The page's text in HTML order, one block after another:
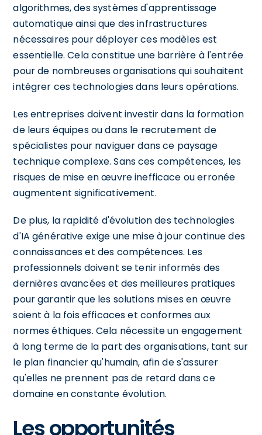
algorithmes, des systèmes d'apprentissage
automatique ainsi que des infrastructures
nécessaires pour déployer ces modèles est
essentielle. Cela constitue une barrière à l'entrée
pour de nombreuses organisations qui souhaitent
intégrer ces technologies dans leurs opérations.
Les entreprises doivent investir dans la formation
de leurs équipes ou dans le recrutement de
spécialistes pour naviguer dans ce paysage
technique complexe. Sans ces compétences, les
risques de mise en œuvre inefficace ou erronée
augmentent significativement.
De plus, la rapidité d'évolution des technologies
d'IA générative exige une mise à jour continue des
connaissances et des compétences. Les
professionnels doivent se tenir informés des
dernières avancées et des meilleures pratiques
pour garantir que les solutions mises en œuvre
soient à la fois efficaces et conformes aux
normes éthiques. Cela nécessite un engagement
à long terme de la part des organisations, tant sur
le plan financier qu'humain, afin de s'assurer
qu'elles ne prennent pas de retard dans ce
domaine en constante évolution.
Les opportunités